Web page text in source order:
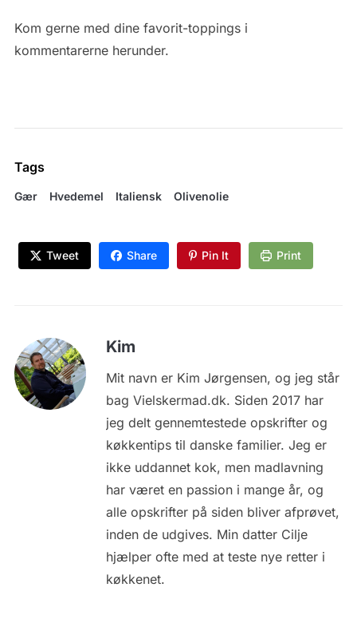
Kom gerne med dine favorit-toppings i
kommentarerne herunder.
Tags
Gær Hvedemel Italiensk Olivenolie
Tweet Share Pin It Print
Kim
Mit navn er Kim Jørgensen, og jeg står
bag Vielskermad.dk. Siden 2017 har
jeg delt gennemtestede opskrifter og
køkkentips til danske familier. Jeg er
ikke uddannet kok, men madlavning
har været en passion i mange år, og
alle opskrifter på siden bliver afprøvet,
inden de udgives. Min datter Cilje
hjælper ofte med at teste nye retter i
køkkenet.